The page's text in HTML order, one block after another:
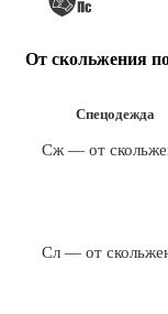
От скольжения
Спецодежда
Сж — от
Сл — от